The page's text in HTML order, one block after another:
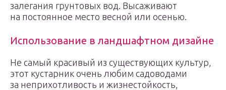
залегания грунтовых вод. Высаживают
на постоянное место весной или осенью.
Использование в ландшафтном дизайне
Не самый красивый из существующих культур,
этот кустарник очень любим садоводами
за неприхотливость и жизнестойкость,